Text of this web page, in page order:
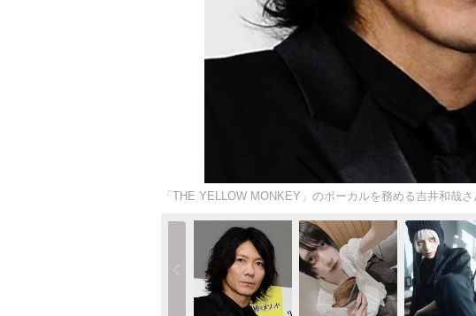
「THE YELLOW MONKEY」のボーカルを務める吉井和哉さ